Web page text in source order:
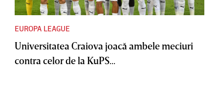
EUROPA LEAGUE
Universitatea Craiova joacă ambele meciuri
contra celor de la KuPS...